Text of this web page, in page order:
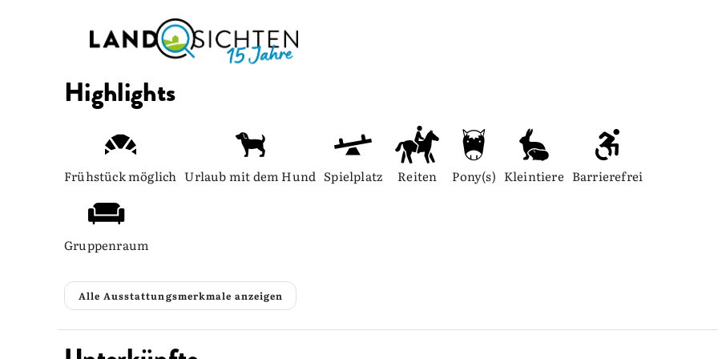
Highlights
Frühstück möglich Urlaub mit dem Hund Spielplatz Reiten Pony(s) Kleintiere Barrierefrei
Gruppenraum
Alle Ausstattungsmerkmale anzeigen